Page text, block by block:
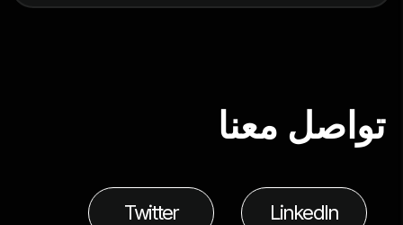
تواصل معنا
LinkedIn
Twitter